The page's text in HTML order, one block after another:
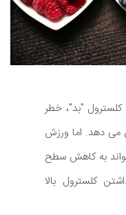
داشتن کلسترول بالا، به ویژه LDL کلسترول "بد"، خطر
می دهد. اما ورزش
به کاهش سطح
کلسترول بالا